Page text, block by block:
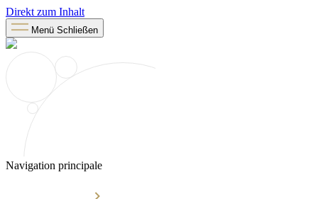
Direkt zum Inhalt
Menü Schließen
Navigation principale